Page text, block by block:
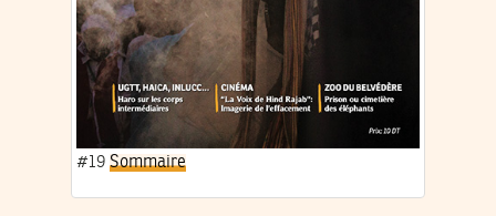
#19 Sommaire